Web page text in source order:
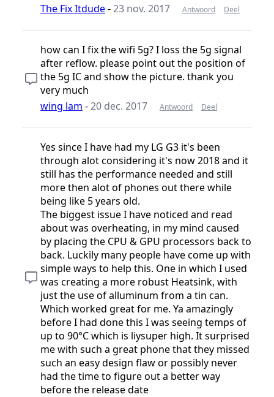
The Fix Itdude-23 nov. 2017 Antwoord Deel
how can I fix the wifi 5g? I loss the 5g signal
after reflow. please point out the position of
the 5g IC and show the picture. thank you
very much
wing lam -20 dec. 2017 Antwoord Deel
Yes since I have had my LG G3 it's been
through alot considering it's now 2018 and it
still has the performance needed and still
more then alot of phones out there while
being like 5 years old.
The biggest issue I have noticed and read
about was overheating, in my mind caused
by placing the CPU & GPU processors back to
back. Luckily many people have come up with
simple ways to help this. One in which I used
was creating a more robust Heatsink, with
just the use of alluminum from a tin can.
Which worked great for me. Ya amazingly
before I had done this I was seeing temps of
up to 90°C which is liysuper high. It surprised
me with such a great phone that they missed
such an easy design flaw or possibly never
had the time to figure out a better way
before the release date